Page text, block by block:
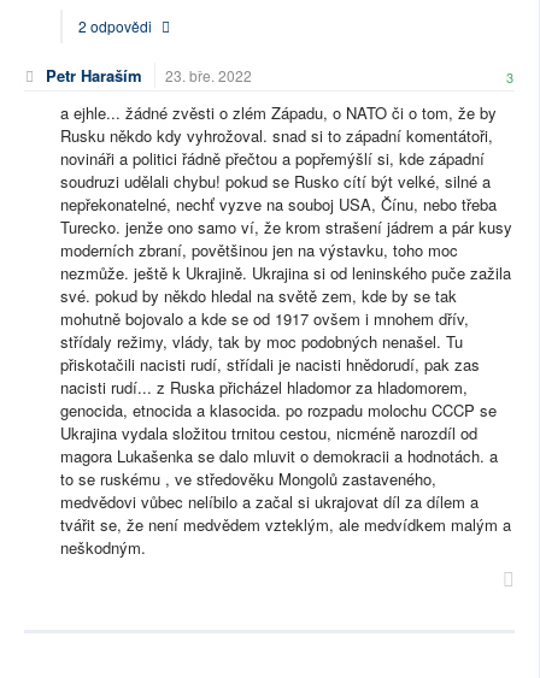
2 odpovědi
Petr Haraším 23. bře. 2022 3
a ejhle... žádné zvěsti o zlém Západu, o NATO či o tom, že by
Rusku někdo kdy vyhrožoval. snad si to západní komentátoři,
novináři a politici řádně přečtou a popřemýšlí si, kde západní
soudruzi udělali chybu! pokud se Rusko cítí být velké, silné a
nepřekonatelné, nechť vyzve na souboj USA, Čínu, nebo třeba
Turecko. jenže ono samo ví, že krom strašení jádrem a pár kusy
moderních zbraní, povětšinou jen na výstavku, toho moc
nezmůže. ještě k Ukrajině. Ukrajina si od leninského puče zažila
své. pokud by někdo hledal na světě zem, kde by se tak
mohutně bojovalo a kde se od 1917 ovšem i mnohem dřív,
střídaly režimy, vlády, tak by moc podobných nenašel. Tu
přiskotačili nacisti rudí, střídali je nacisti hnědorudí, pak zas
nacisti rudí... z Ruska přicházel hladomor za hladomorem,
genocida, etnocida a klasocida. po rozpadu molochu CCCP se
Ukrajina vydala složitou trnitou cestou, nicméně narozdíl od
magora Lukašenka se dalo mluvit o demokracii a hodnotách. a
to se ruskému , ve středověku Mongolů zastaveného,
medvědovi vůbec nelíbilo a začal si ukrajovat díl za dílem a
tvářit se, že není medvědem vzteklým, ale medvídkem malým a
neškodným.